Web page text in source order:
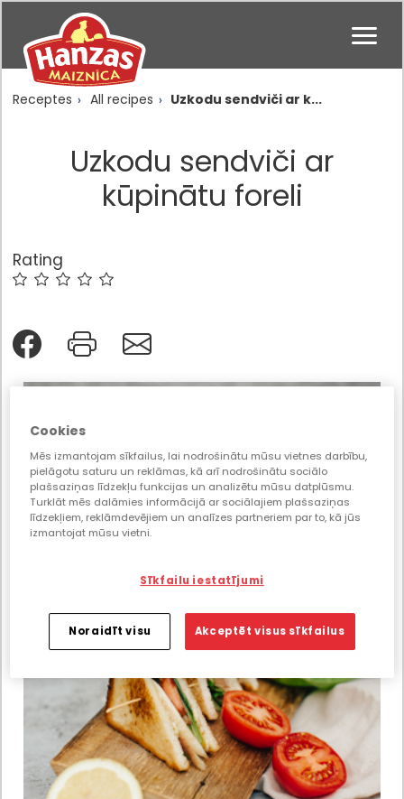
Receptes All recipes Uzkodu sendviči ar k...
Uzkodu sendviči ar
kūpinātu foreli
Rating
Cookies
Mēs izmantojam sīkfailus, lai nodrošinātu mūsu vietnes darbību,
pielāgotu saturu un reklāmas, kā arī nodrošinātu sociālo
plašsaziņas līdzekļu funkcijas un analizētu mūsu datplūsmu.
Turklāt mēs dalāmies informācijā ar sociālajiem plašsaziņas
līdzekļiem, reklāmdevējiem un analīzes partneriem par to, kā jūs
izmantojat mūsu vietni.
Sīkfailu iestatījumi
Noraidīt visu Akceptēt visus sīkfailus